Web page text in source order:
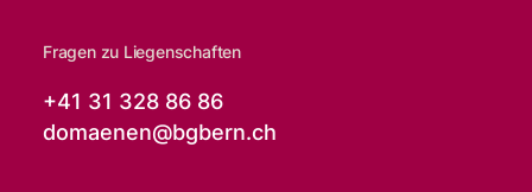
Fragen zu Liegenschaften
+41 31 328 86 86
domaenen@bgbern.ch